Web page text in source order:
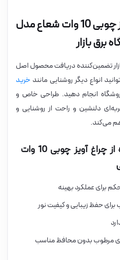
مزایای خرید چراغ آویز چوبی 10 وات شعاع مدل
برق بازار
تضمین‌کننده دریافت محصول اصل
انواع دیگر روشنایی مانند خرید
انجام دهید. طراحی خاص و
دلنشین و راحت از روشنایی و
می‌کند.
نکات مهم در استفاده از چراغ آویز چوبی 10 وات
برای عملکرد بهینه
حفظ زیبایی و کیفیت نور
مرطوب بدون محافظ مناسب